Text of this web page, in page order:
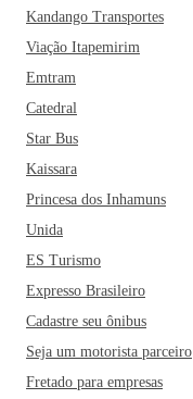
Kandango Transportes
Viação Itapemirim
Emtram
Catedral
Star Bus
Kaissara
Princesa dos Inhamuns
Unida
ES Turismo
Expresso Brasileiro
Cadastre seu ônibus
Seja um motorista parceiro
Fretado para empresas